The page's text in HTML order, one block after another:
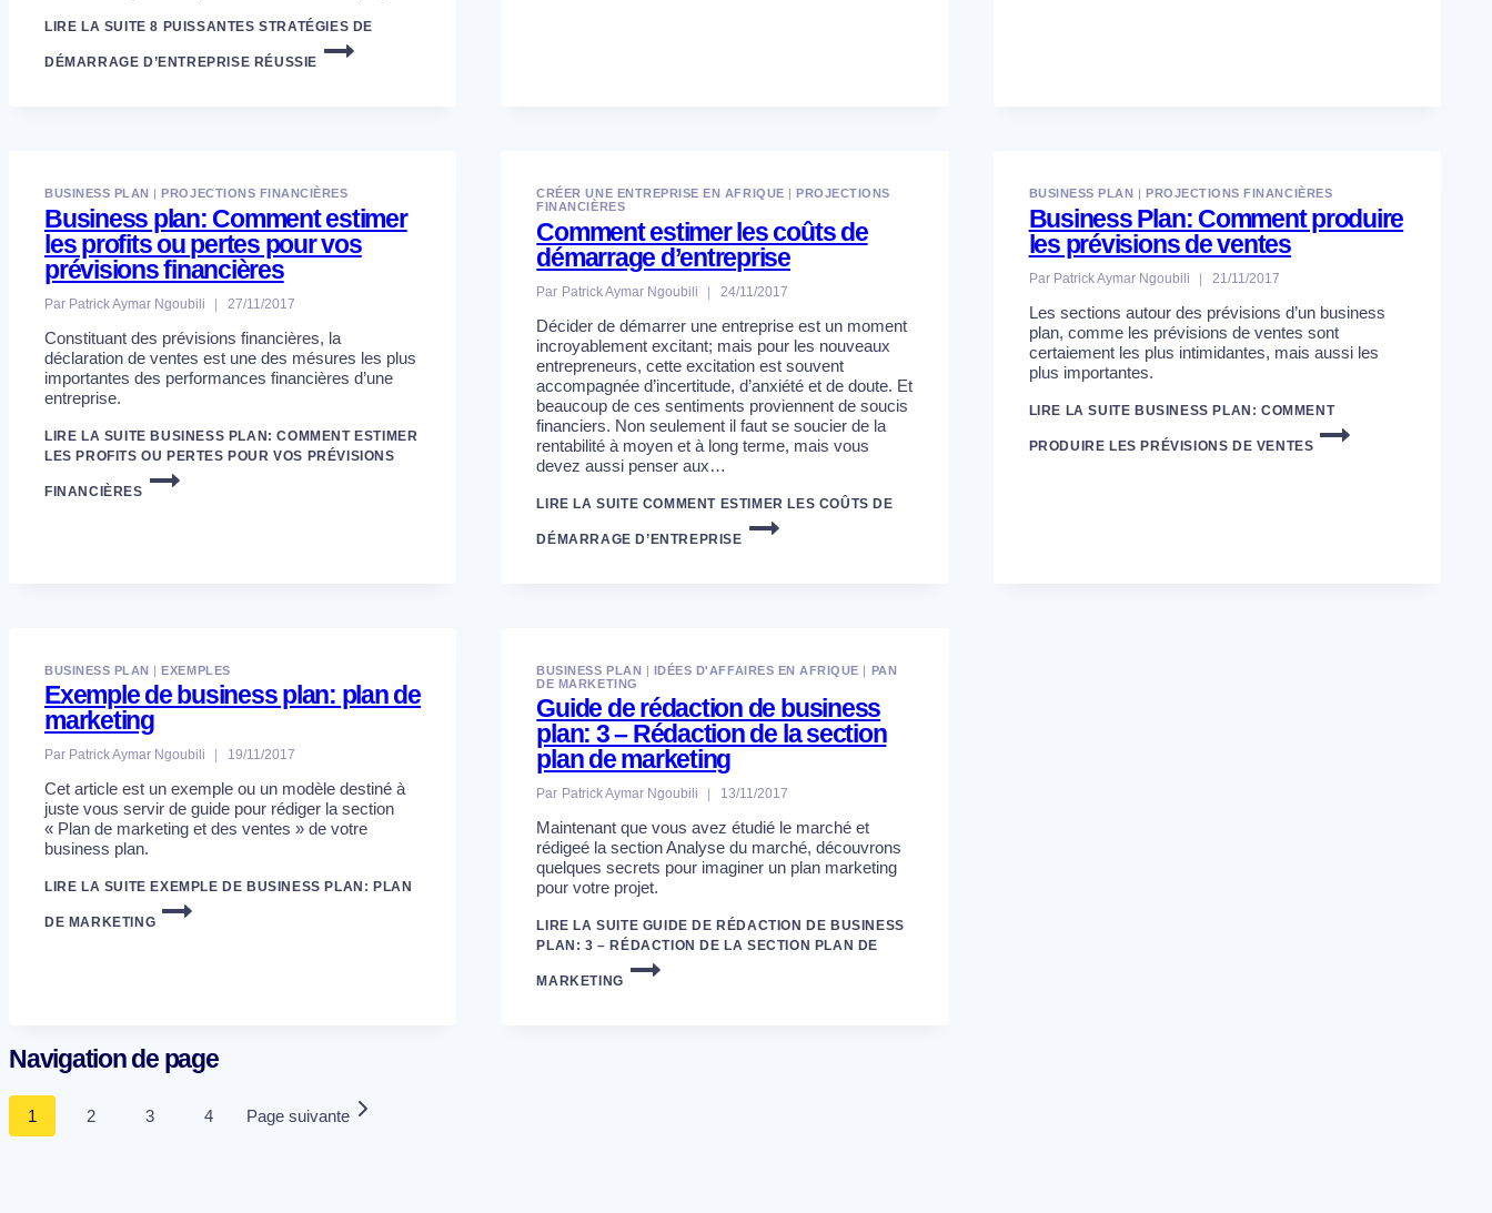
LIRE LA SUITE 8 PUISSANTES STRATÉGIES DE
DÉMARRAGE D’ENTREPRISE RÉUSSIE
BUSINESS PLAN PROJECTIONS FINANCIÈRES
Business plan: Comment estimer
les profits ou pertes pour vos
prévisions financières
Par Patrick Aymar Ngoubili 27/11/2017
Constituant des prévisions financières, la
déclaration de ventes est une des mésures les plus
importantes des performances financières d’une
entreprise.
LIRE LA SUITE BUSINESS PLAN: COMMENT ESTIMER
LES PROFITS OU PERTES POUR VOS PRÉVISIONS
FINANCIÈRES
CRÉER UNE ENTREPRISE EN AFRIQUE
PROJECTIONS
FINANCIÈRES
Comment estimer les coûts de
démarrage d’entreprise
Par Patrick Aymar Ngoubili 24/11/2017
Décider de démarrer une entreprise est un moment
incroyablement excitant; mais pour les nouveaux
entrepreneurs, cette excitation est souvent
accompagnée d’incertitude, d’anxiété et de doute. Et
beaucoup de ces sentiments proviennent de soucis
financiers. Non seulement il faut se soucier de la
rentabilité à moyen et à long terme, mais vous
devez aussi penser aux…
LIRE LA SUITE COMMENT ESTIMER LES COÛTS DE
DÉMARRAGE D’ENTREPRISE
BUSINESS PLAN PROJECTIONS FINANCIÈRES
Business Plan: Comment produire
les prévisions de ventes
Par Patrick Aymar Ngoubili 21/11/2017
Les sections autour des prévisions d’un business
plan, comme les prévisions de ventes sont
certaiement les plus intimidantes, mais aussi les
plus importantes.
LIRE LA SUITE BUSINESS PLAN: COMMENT
PRODUIRE LES PRÉVISIONS DE VENTES
BUSINESS PLAN |EXEMPLES
Exemple de business plan: plan de
marketing
Par Patrick Aymar Ngoubili 19/11/2017
Cet article est un exemple ou un modèle destiné à
juste vous servir de guide pour rédiger la section
« Plan de marketing et des ventes » de votre
business plan.
LIRE LA SUITE EXEMPLE DE BUSINESS PLAN: PLAN
DE MARKETING
BUSINESS PLAN | IDÉES D'AFFAIRES EN AFRIQUE | PAN
DE MARKETING
Guide de rédaction de business
plan: 3 – Rédaction de la section
plan de marketing
Par Patrick Aymar Ngoubili 13/11/2017
Maintenant que vous avez étudié le marché et
rédigeé la section Analyse du marché, découvrons
quelques secrets pour imaginer un plan marketing
pour votre projet.
LIRE LA SUITE GUIDE DE RÉDACTION DE BUSINESS
PLAN: 3 – RÉDACTION DE LA SECTION PLAN DE
MARKETING
Navigation de page
1 2 3 4 Page suivante